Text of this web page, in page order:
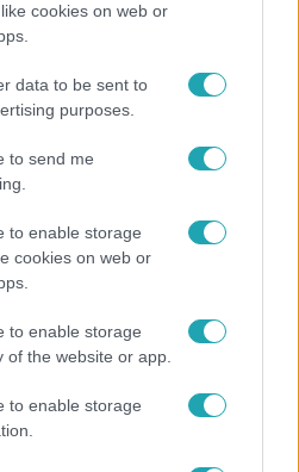
cookies on web or
data to be sent to
purposes.
to send me
to enable storage
cookies on web or
to enable storage
of the website or app.
to enable storage